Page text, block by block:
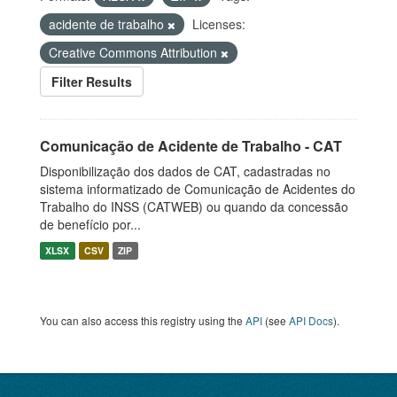
acidente de trabalho
Licenses:
Creative Commons Attribution
Filter Results
Comunicação de Acidente de Trabalho - CAT
Disponibilização dos dados de CAT, cadastradas no
sistema informatizado de Comunicação de Acidentes do
Trabalho do INSS (CATWEB) ou quando da concessão
de benefício por...
XLSX CSV ZIP
You can also access this registry using the API (see API Docs).